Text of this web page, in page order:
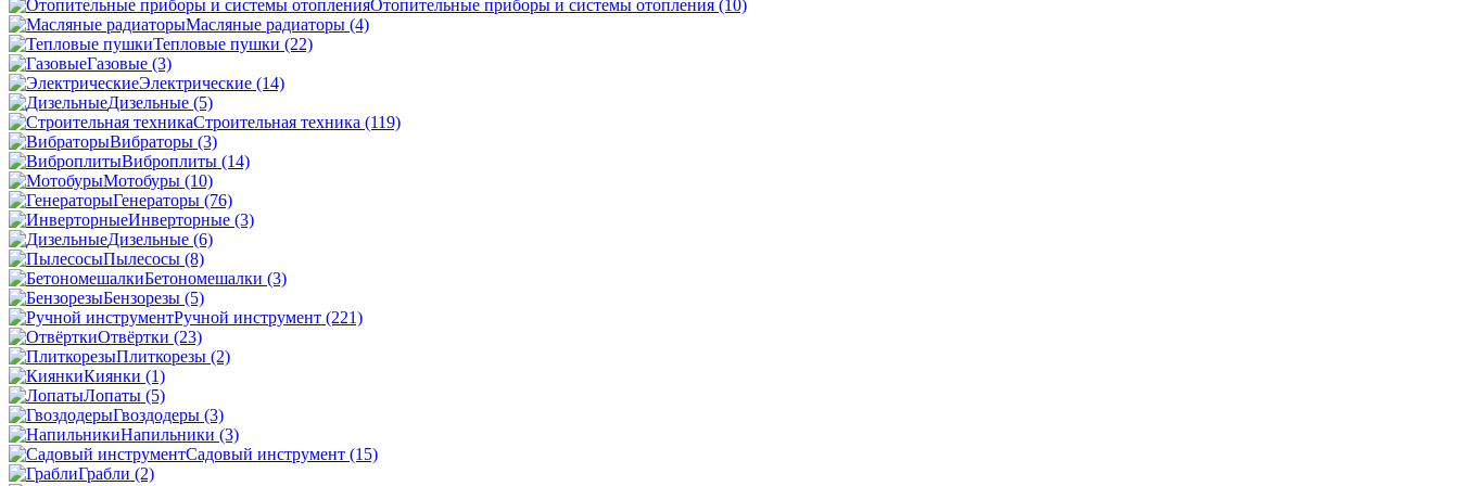
Отопительные приборы и системы отопления (10)
Масляные радиаторы (4)
Тепловые пушки (22)
Газовые (3)
Электрические (14)
Дизельные (5)
Строительная техника (119)
Вибраторы (3)
Виброплиты (14)
Мотобуры (10)
Генераторы (76)
Инверторные (3)
Дизельные (6)
Пылесосы (8)
Бетономешалки (3)
Бензорезы (5)
Ручной инструмент (221)
Отвёртки (23)
Плиткорезы (2)
Киянки (1)
Лопаты (5)
Гвоздодеры (3)
Напильники (3)
Садовый инструмент (15)
Грабли (2)